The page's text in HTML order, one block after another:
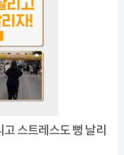
스트레스도 뻥 날리